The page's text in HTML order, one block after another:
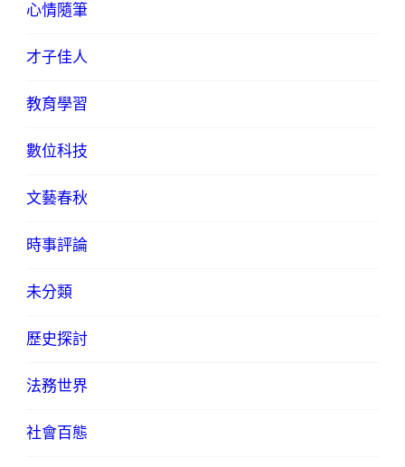
心情隨筆
才子佳人
教育學習
數位科技
文藝春秋
時事評論
未分類
歷史探討
法務世界
社會百態